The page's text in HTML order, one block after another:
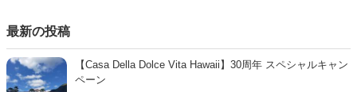
最新の投稿
【Casa Della Dolce Vita Hawaii】30周年 スペシャルキャン
ペーン